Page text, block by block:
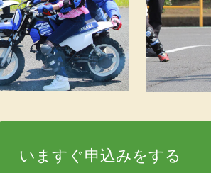
いますぐ申込みをする